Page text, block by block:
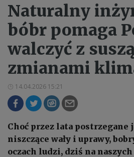
Naturalny
bóbr pomaga
walczyć z
zmianami
14.04.2026 15:21
Choć przez lata postrzegane
niszczące wały i uprawy,
oczach ludzi, dziś na